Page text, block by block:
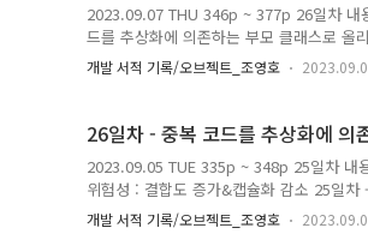
2023.09.07 THU 346p ~ 377p 26일차
드를 추상화에 의존하는 부모 클래스로 올
2023.09.05 TUE 335p ~ 348p 25일차 내
위험성 : 결합도 증가&캡슐화 감소 25일
클래스와 다른 부분만 추가하거나 재정의
개발 서적 기록/오브젝트_조영호
26일차 - 중복 코드를 추상화에 의
2023.09.05 TUE 335p ~ 348p 25일차 내
위험성 : 결합도 증가&캡슐화 감소 25일
335p 24일차 내용 ⬇️ 2023.08.29 - [개발
차 - DIP와 중복 코드 제거하기
개발 서적 기록/오브젝트_조영호